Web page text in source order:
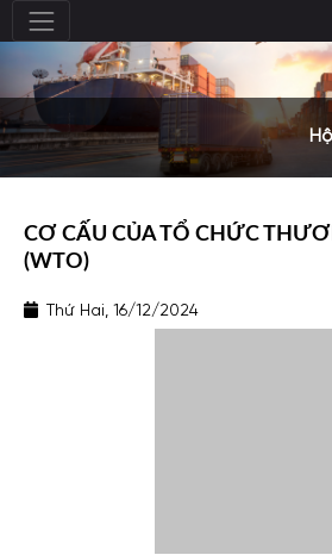
CƠ CẤU CỦA TỔ CHỨC
(WTO)
Thứ Hai, 16/12/2024